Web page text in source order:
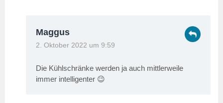
Maggus
2. Oktober 2022 um 9:59
Die Kühlschränke werden ja auch mittlerweile
immer intelligenter 😉